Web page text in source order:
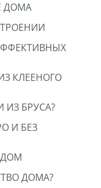
ДОМА
КЛЕЕНОГО
БРУСА?
И БЕЗ
ДОМА?